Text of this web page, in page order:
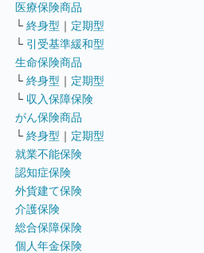
医療保険商品
└ 終身型 ｜ 定期型
└ 引受基準緩和型
生命保険商品
└ 終身型 ｜ 定期型
└ 収入保障保険
がん保険商品
└ 終身型 ｜ 定期型
就業不能保険
認知症保険
外貨建て保険
介護保険
総合保障保険
個人年金保険